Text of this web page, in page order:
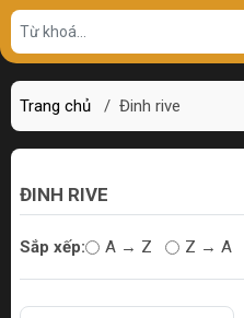
Trang chủ / Đinh rive
ĐINH RIVE
Sắp xếp: A → Z Z → A